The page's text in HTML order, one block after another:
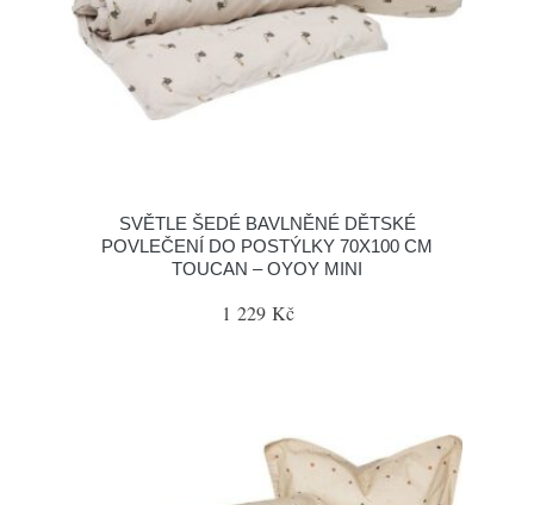
SVĚTLE ŠEDÉ BAVLNĚNÉ DĚTSKÉ
POVLEČENÍ DO POSTÝLKY 70X100 CM
TOUCAN – OYOY MINI
1 229 Kč